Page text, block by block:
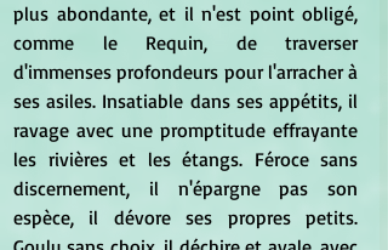
plus abondante, et il n'est point obligé,
comme le Requin, de traverser
d'immenses profondeurs pour l'arracher à
ses asiles. Insatiable dans ses appétits, il
ravage avec une promptitude effrayante
les rivières et les étangs. Féroce sans
discernement, il n'épargne pas son
espèce, il dévore ses propres petits.